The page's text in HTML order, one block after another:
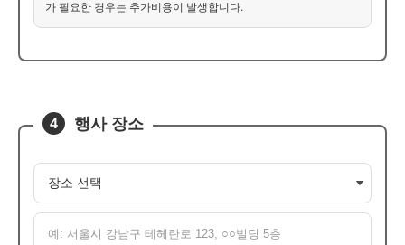
가 필요한 경우는 추가비용이 발생합니다.
4 행사 장소